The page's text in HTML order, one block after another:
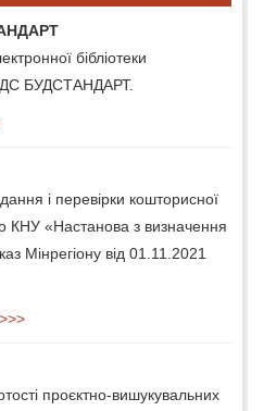
бібліотеки
БУДСТАНДАРТ.
і перевірки кошторисної
КНУ «Настанова з визначення
Мінрегіону від 01.11.2021
проєктно-вишукувальних